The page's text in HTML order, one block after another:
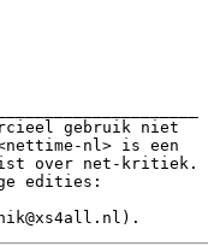
gebruik niet
nl> is een
over net-kritiek.
edities: